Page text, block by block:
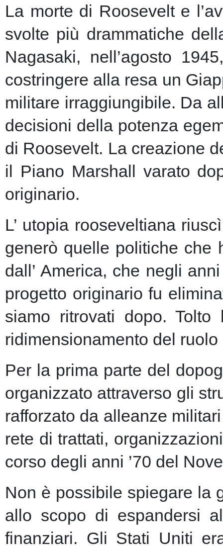
La morte di Roosevelt e
svolte più drammatiche
Nagasaki, nell’agosto
costringere alla resa un
militare irraggiungibile. Da
decisioni della potenza
di Roosevelt. La creazione
il Piano Marshall varato
originario.
L’ utopia rooseveltiana
generò quelle politiche che
dall’ America, che negli
progetto originario fu
siamo ritrovati dopo.
ridimensionamento del
Per la prima parte del
organizzato attraverso gli
rafforzato da alleanze
rete di trattati,
corso degli anni ’70 del
Non è possibile spiegare la
allo scopo di espandersi
finanziari. Gli Stati Uniti